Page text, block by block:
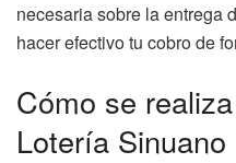
necesaria sobre la entrega
hacer efectivo tu cobro de
Cómo se
Lotería Sinuano